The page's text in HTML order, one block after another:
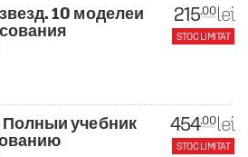
10 моделеи
215.00 lei
STOC LIMITAT
Полныи учебник
454.00 lei
STOC LIMITAT